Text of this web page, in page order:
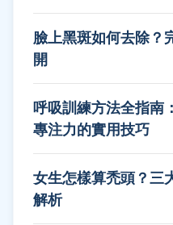
臉上黑斑如何去除？
開
呼吸訓練方法全指南
專注力的實用技巧
女生怎樣算禿頭？三
解析